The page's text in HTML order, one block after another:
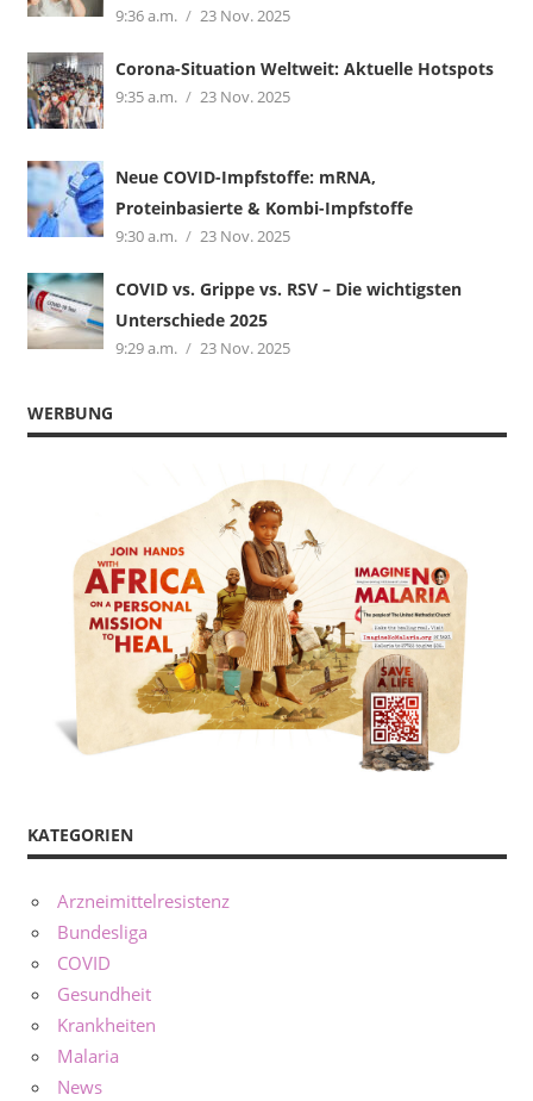
9:36 a.m. 23 Nov. 2025
Corona-Situation Weltweit: Aktuelle Hotspots
9:35 a.m. 23 Nov. 2025
Neue COVID-Impfstoffe: mRNA,
Proteinbasierte & Kombi-Impfstoffe
9:30 a.m. 23 Nov. 2025
COVID vs. Grippe vs. RSV – Die wichtigsten
Unterschiede 2025
9:29 a.m. 23 Nov. 2025
WERBUNG
KATEGORIEN
Arzneimittelresistenz
Bundesliga
COVID
Gesundheit
Krankheiten
Malaria
News